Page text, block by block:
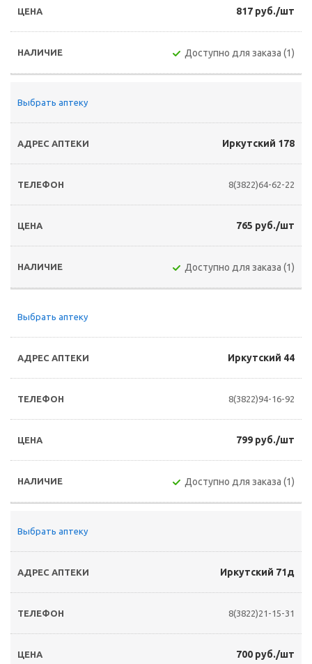
817 руб./шт
Доступно для заказа (1)
Выбрать аптеку
Иркутский 178
8(3822)64-62-22
765 руб./шт
Доступно для заказа (1)
Выбрать аптеку
Иркутский 44
8(3822)94-16-92
799 руб./шт
Доступно для заказа (1)
Выбрать аптеку
Иркутский 71д
8(3822)21-15-31
700 руб./шт